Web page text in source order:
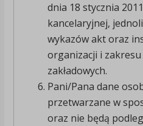
dnia 18 stycznia
kancelaryjnej,
wykazów akt oraz
organizacji i zakresu
zakładowych.
Pani/Pana dane
przetwarzane w
oraz nie będą